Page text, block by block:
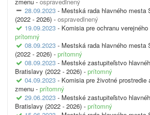
28.09.2023 - Mestská rada hlavného mesta
(2022 - 2026) - ospravedlnený
19.09.2023 - Komisia pre ochranu
prítomný
08.09.2023 - Mestská rada hlavného mesta
(2022 - 2026) - prítomný
08.09.2023 - Mestské zastupiteľstvo
Bratislavy (2022 - 2026) - prítomný
04.09.2023 - Komisia pre životné prostredie
zmenu - prítomný
29.06.2023 - Mestské zastupiteľstvo
Bratislavy (2022 - 2026) - prítomný